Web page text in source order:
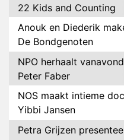
22 Kids and Counting
Anouk en Diederik
De Bondgenoten
NPO herhaalt
Peter Faber
NOS maakt intieme
Yibbi Jansen
Petra Grijzen